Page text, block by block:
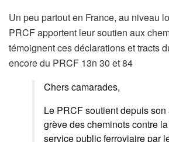
Un peu partout en France, au niveau
PRCF apportent leur soutien aux
témoignent ces déclarations et tracts
encore du PRCF 13n 30 et 84
Chers camarades,
Le PRCF soutient depuis
grève des cheminots contre
service public ferroviaire par